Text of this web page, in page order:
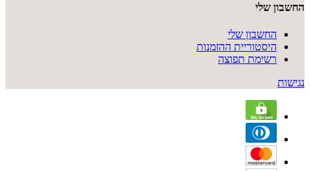
החשבון שלי
החשבון שלי
היסטוריית ההזמנות
רשימת תפוצה
נגישות